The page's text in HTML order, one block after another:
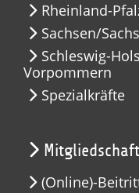
Rheinland-
Sachsen/
Schleswig-
Vorpommern
Spezialkräfte
Mitgliedschaft
(Online)-